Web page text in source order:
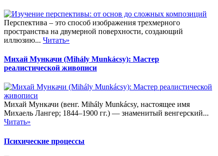
Перспектива – это способ изображения трехмерного
пространства на двумерной поверхности, создающий
иллюзию... Читать»
Михай Мункачи (Mihály Munkácsy): Мастер
реалистической живописи
Михай Мункачи (венг. Mihály Munkácsy, настоящее имя
Михаель Лангер; 1844–1900 гг.) — знаменитый венгерский...
Читать»
Психические процессы